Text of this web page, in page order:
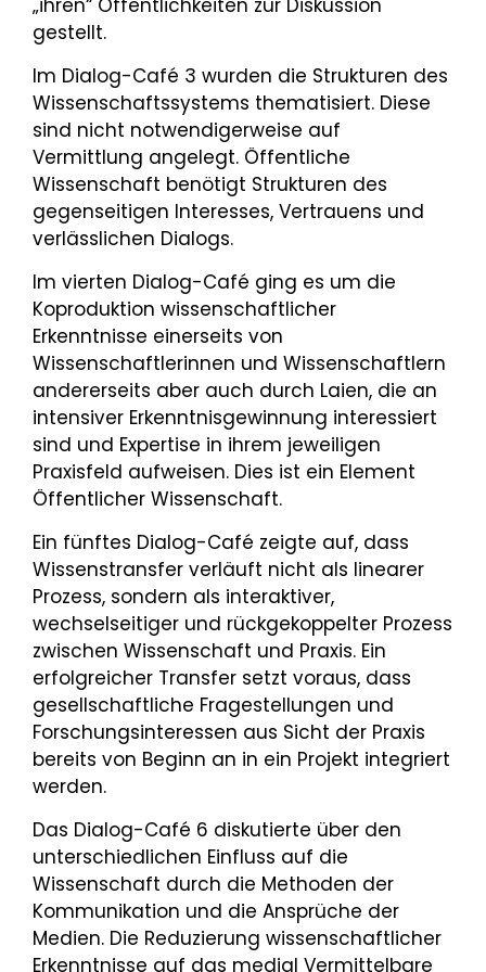
„ihren“ Öffentlichkeiten zur Diskussion
gestellt.
Im Dialog-Café 3 wurden die Strukturen des
Wissenschaftssystems thematisiert. Diese
sind nicht notwendigerweise auf
Vermittlung angelegt. Öffentliche
Wissenschaft benötigt Strukturen des
gegenseitigen Interesses, Vertrauens und
verlässlichen Dialogs.
Im vierten Dialog-Café ging es um die
Koproduktion wissenschaftlicher
Erkenntnisse einerseits von
Wissenschaftlerinnen und Wissenschaftlern
andererseits aber auch durch Laien, die an
intensiver Erkenntnisgewinnung interessiert
sind und Expertise in ihrem jeweiligen
Praxisfeld aufweisen. Dies ist ein Element
Öffentlicher Wissenschaft.
Ein fünftes Dialog-Café zeigte auf, dass
Wissenstransfer verläuft nicht als linearer
Prozess, sondern als interaktiver,
wechselseitiger und rückgekoppelter Prozess
zwischen Wissenschaft und Praxis. Ein
erfolgreicher Transfer setzt voraus, dass
gesellschaftliche Fragestellungen und
Forschungsinteressen aus Sicht der Praxis
bereits von Beginn an in ein Projekt integriert
werden.
Das Dialog-Café 6 diskutierte über den
unterschiedlichen Einfluss auf die
Wissenschaft durch die Methoden der
Kommunikation und die Ansprüche der
Medien. Die Reduzierung wissenschaftlicher
Erkenntnisse auf das medial Vermittelbare